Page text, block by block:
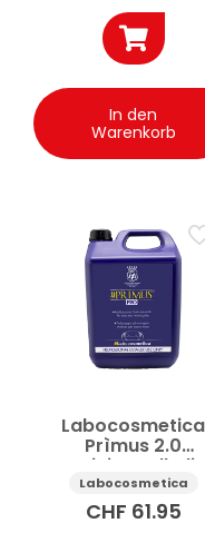
In den
Warenkorb
Labocosmetica
Prìmus 2.0
Vorreiniger
4.5 l
Labocosmetica
CHF 61.95